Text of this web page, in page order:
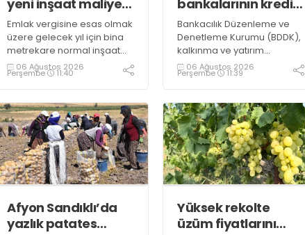
yeni inşaat maliyet
bedelleri belirlendi
Emlak vergisine esas olmak
üzere gelecek yıl için bina
metrekare normal inşaat
maliyet bedelleri,
meskenler açısından 604,1
arasında değişecek
06 Ağustos 2026
Perşembe 11:40
bankalarının kredi
sınırlarında
değişiklik
Bankacılık Düzenleme ve
Denetleme Kurumu (BDDK),
kalkınma ve yatırım
bankalarının kredi sınırlarına
ilişkin düzenleme yaptı
06 Ağustos 2026
Perşembe 11:39
Afyon Sandıklı’da
yazlık patates
Yüksek rekolte
üzüm fiyatlarını